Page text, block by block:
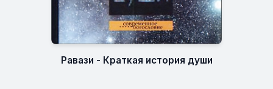
Равази - Краткая история души